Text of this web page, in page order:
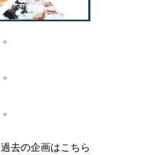
過去の企画はこちら